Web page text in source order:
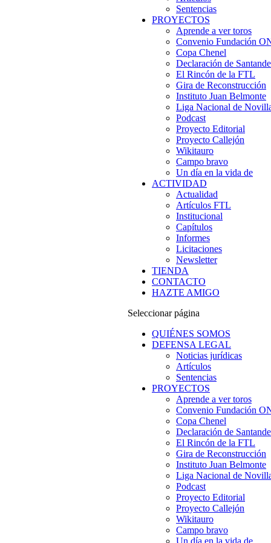
Sentencias
PROYECTOS
Aprende a ver toros
Convenio Fundación
Copa Chenel
Declaración de
El Rincón de la FTL
Gira de Reconstrucción
Instituto Juan Belmonte
Liga Nacional de
Podcast
Proyecto Editorial
Proyecto Callejón
Wikitauro
Campo bravo
Un día en la vida de
ACTIVIDAD
Actualidad
Artículos FTL
Institucional
Capítulos
Informes
Licitaciones
Newsletter
TIENDA
CONTACTO
HAZTE AMIGO
Seleccionar página
QUIÉNES SOMOS
DEFENSA LEGAL
Noticias jurídicas
Artículos
Sentencias
PROYECTOS
Aprende a ver toros
Convenio Fundación
Copa Chenel
Declaración de
El Rincón de la FTL
Gira de Reconstrucción
Instituto Juan Belmonte
Liga Nacional de
Podcast
Proyecto Editorial
Proyecto Callejón
Wikitauro
Campo bravo
Un día en la vida de